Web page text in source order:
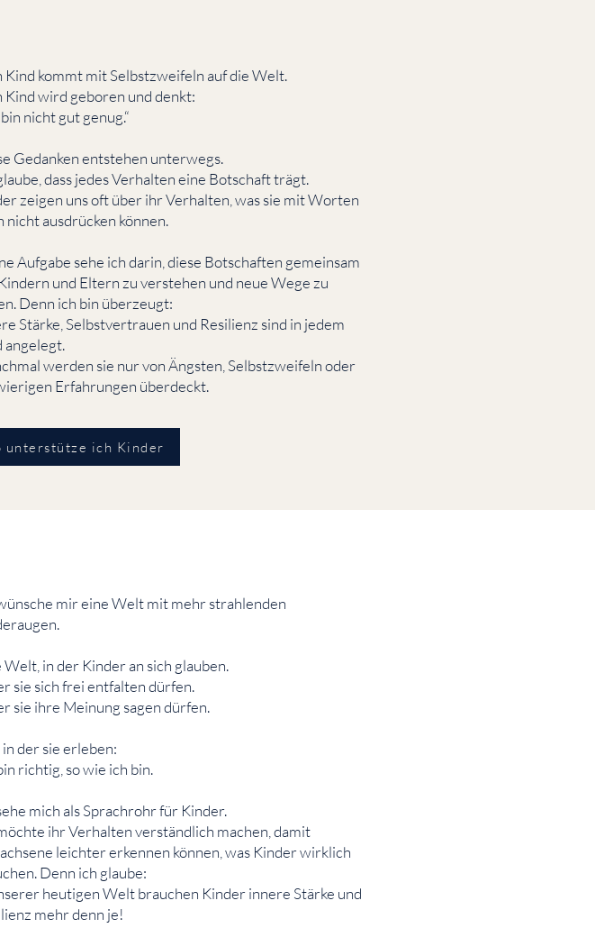
Kind kommt mit Selbstzweifeln auf die Welt.
Kind wird geboren und denkt:
nicht gut genug.“
Gedanken entstehen unterwegs.
dass jedes Verhalten eine Botschaft trägt.
zeigen uns oft über ihr Verhalten, was sie mit Worten
nicht ausdrücken können.
Aufgabe sehe ich darin, diese Botschaften gemeinsam
und Eltern zu verstehen und neue Wege zu
Denn ich bin überzeugt:
Stärke, Selbstvertrauen und Resilienz sind in jedem
angelegt.
werden sie nur von Ängsten, Selbstzweifeln oder
Erfahrungen überdeckt.
unterstütze ich Kinder
mir eine Welt mit mehr strahlenden
Welt, in der Kinder an sich glauben.
sie sich frei entfalten dürfen.
sie ihre Meinung sagen dürfen.
in der sie erleben:
richtig, so wie ich bin.
mich als Sprachrohr für Kinder.
ihr Verhalten verständlich machen, damit
leichter erkennen können, was Kinder wirklich
Denn ich glaube:
heutigen Welt brauchen Kinder innere Stärke und
mehr denn je!